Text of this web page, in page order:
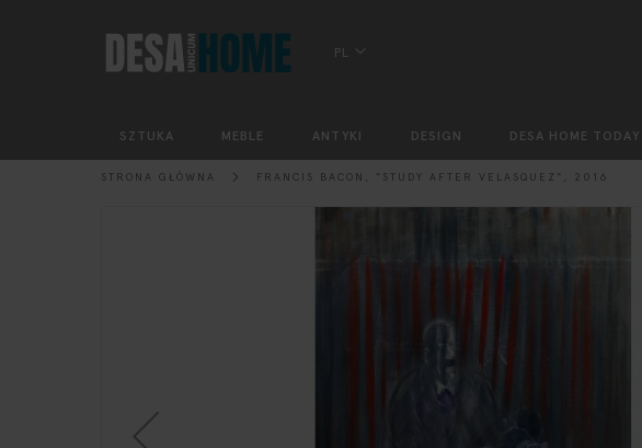
PL
SZTUKA MEBLE ANTYKI DESIGN DESA HOME TODAY
STRONA GŁÓWNA FRANCIS BACON, "STUDY AFTER VELASQUEZ", 2016